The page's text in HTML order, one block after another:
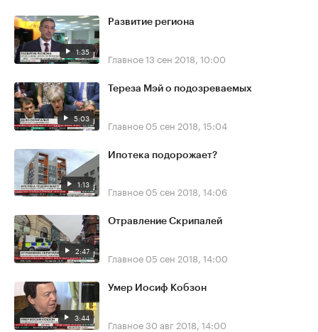
1:35
Развитие региона
Главное13 сен 2018, 10:00
5:03
Тереза Мэй о подозреваемых
Главное 05 сен 2018, 15:04
1:13
Ипотека подорожает?
Главное 05 сен 2018, 14:06
2:47
Отравление Скрипалей
Главное 05 сен 2018, 14:00
3:44
Умер Иосиф Кобзон
Главное30 авг 2018, 14:00